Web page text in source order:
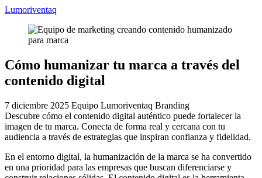
Lumoriventaq
Cómo humanizar tu marca a través del
contenido digital
7 diciembre 2025 Equipo Lumoriventaq Branding
Descubre cómo el contenido digital auténtico puede fortalecer la
imagen de tu marca. Conecta de forma real y cercana con tu
audiencia a través de estrategias que inspiran confianza y fidelidad.
En el entorno digital, la humanización de la marca se ha convertido
en una prioridad para las empresas que buscan diferenciarse y